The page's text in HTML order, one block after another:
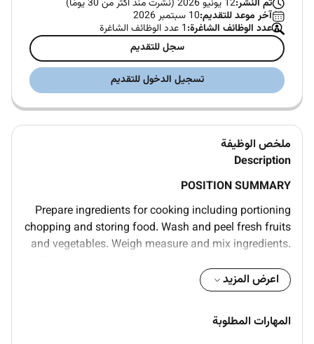
تم النشر:12 يونيو 2026 (نُشرت منذ أكثر من 30 يومًا)
آخر موعد للتقديم:10 سبتمبر 2026
عدد الوظائف الشاغرة:1 عدد الوظائف الشاغرة
سجل للتقديم
تسجيل الدخول للتقديم
ملخص الوظيفة
Description
POSITION SUMMARY
Prepare ingredients for cooking including portioning
chopping and storing food. Wash and peel fresh fruits
and vegetables. Weigh measure and mix ingredients.
standards presentation standards and food
preparation checklist. Prepare cold foods. Operate
ovens stoves grills microwaves and fryers. Test foods
to determine if they have been cooked sufficiently.
اعرض المزيد
المهارات المطلوبة